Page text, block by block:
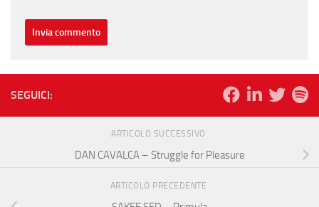
SEGUICI:
ARTICOLO SUCCESSIVO
DAN CAVALCA – Struggle for Pleasure
ARTICOLO PRECEDENTE